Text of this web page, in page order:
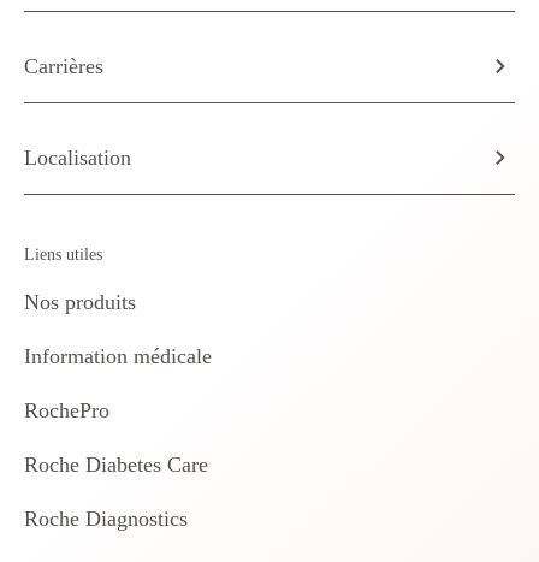
Carrières
Localisation
Liens utiles
Nos produits
Information médicale
RochePro
Roche Diabetes Care
Roche Diagnostics